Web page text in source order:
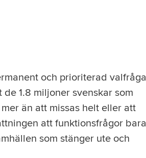
och prioriterad valfråga
1.8 miljoner svenskar som
än att missas helt eller att
att funktionsfrågor bara
som stänger ute och